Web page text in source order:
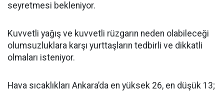
seyretmesi bekleniyor.
Kuvvetli yağış ve kuvvetli rüzgarın neden olabileceği
olumsuzluklara karşı yurttaşların tedbirli ve dikkatli
olmaları isteniyor.
Hava sıcaklıkları Ankara’da en yüksek 26, en düşük 13;